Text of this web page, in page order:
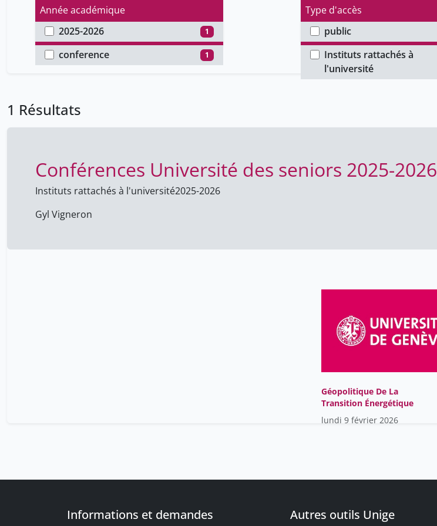
Année académique
2025-2026
1
Type d'accès
public
Type de document
conference
1
Faculté
Instituts rattachés à
l'université
1 Résultats
Conférences Université des seniors 2025-2026
Instituts rattachés à l'université2025-2026
Gyl Vigneron
Géopolitique De La
Transition Énergétique
lundi 9 février 2026
Informations et demandes Autres outils Unige